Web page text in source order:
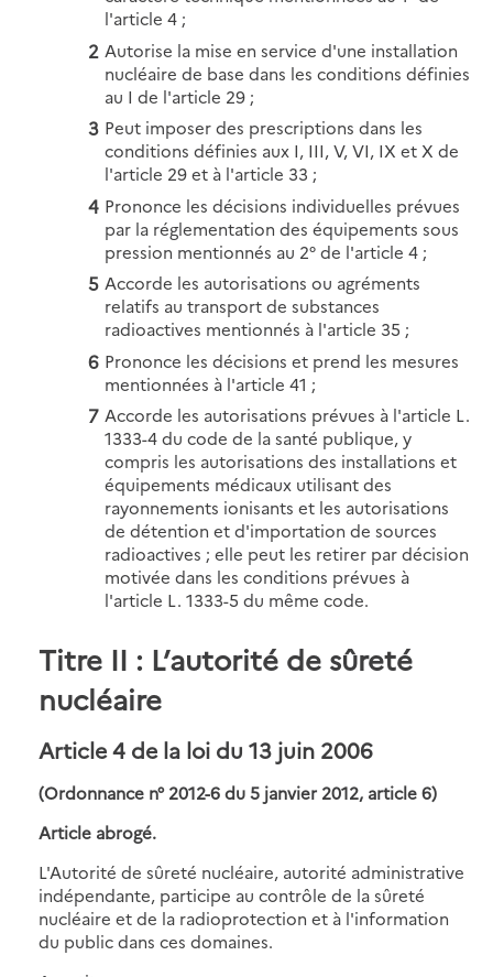
l'article 4 ;
Autorise la mise en service d'une installation
nucléaire de base dans les conditions définies
au I de l'article 29 ;
Peut imposer des prescriptions dans les
conditions définies aux I, III, V, VI, IX et X de
l'article 29 et à l'article 33 ;
Prononce les décisions individuelles prévues
par la réglementation des équipements sous
pression mentionnés au 2° de l'article 4 ;
Accorde les autorisations ou agréments
relatifs au transport de substances
radioactives mentionnés à l'article 35 ;
Prononce les décisions et prend les mesures
mentionnées à l'article 41 ;
Accorde les autorisations prévues à l'article L.
1333-4 du code de la santé publique, y
compris les autorisations des installations et
équipements médicaux utilisant des
rayonnements ionisants et les autorisations
de détention et d'importation de sources
radioactives ; elle peut les retirer par décision
motivée dans les conditions prévues à
l'article L. 1333-5 du même code.
Titre II : L’autorité de sûreté
nucléaire
Article 4 de la loi du 13 juin 2006
(Ordonnance n° 2012-6 du 5 janvier 2012, article 6)
Article abrogé.
L'Autorité de sûreté nucléaire, autorité administrative
indépendante, participe au contrôle de la sûreté
nucléaire et de la radioprotection et à l'information
du public dans ces domaines.